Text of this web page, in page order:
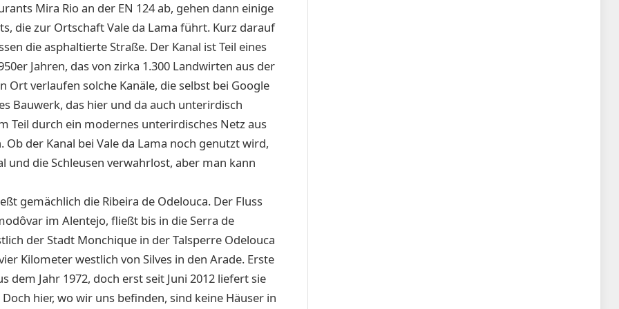
Mira Rio an der EN 124 ab, gehen dann einige
die zur Ortschaft Vale da Lama führt. Kurz darauf
die asphaltierte Straße. Der Kanal ist Teil eines
Jahren, das von zirka 1.300 Landwirten aus der
Ort verlaufen solche Kanäle, die selbst bei Google
Bauwerk, das hier und da auch unterirdisch
Teil durch ein modernes unterirdisches Netz aus
der Kanal bei Vale da Lama noch genutzt wird,
die Schleusen verwahrlost, aber man kann
gemächlich die Ribeira de Odelouca. Der Fluss
im Alentejo, fließt bis in die Serra de
der Stadt Monchique in der Talsperre Odelouca
Kilometer westlich von Silves in den Arade. Erste
dem Jahr 1972, doch erst seit Juni 2012 liefert sie
hier, wo wir uns befinden, sind keine Häuser in